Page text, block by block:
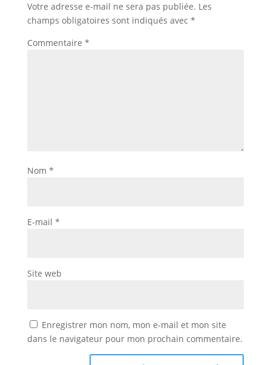
Votre adresse e-mail ne sera pas publiée. Les
champs obligatoires sont indiqués avec *
Commentaire *
Nom *
E-mail *
Site web
Enregistrer mon nom, mon e-mail et mon site
dans le navigateur pour mon prochain commentaire.